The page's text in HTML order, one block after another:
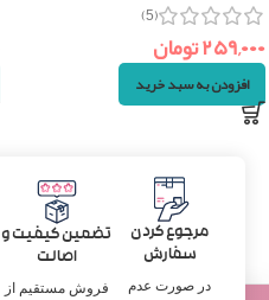
(5)
۲۵۹,۰۰۰تومان
افزودن به سبد خرید
مرجوع کردن
سفارش
در صورت عدم
تضمین کیفیت و
اصالت
فروش مستقیم از